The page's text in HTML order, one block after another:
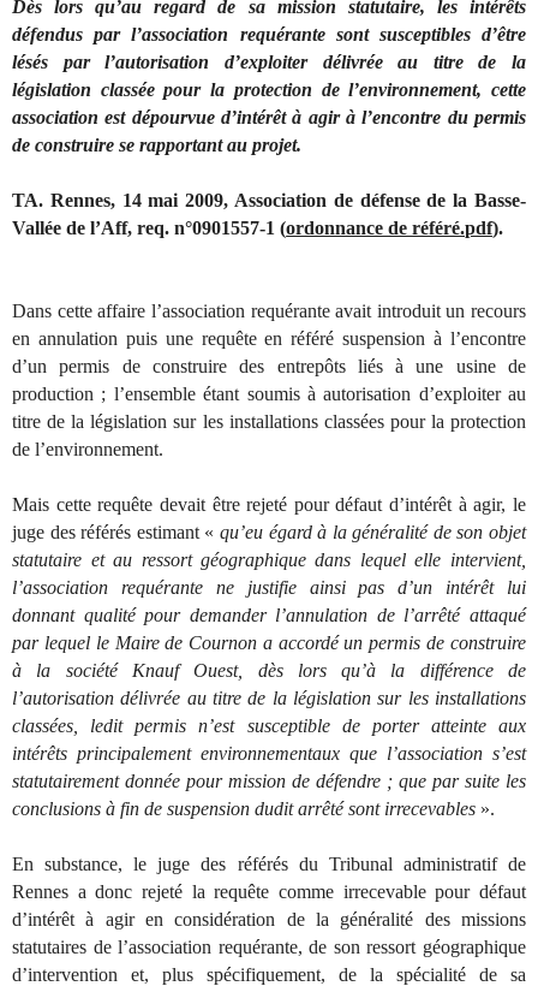
Dès lors qu’au regard de sa mission statutaire, les intérêts
défendus par l’association requérante sont susceptibles d’être
lésés par l’autorisation d’exploiter délivrée au titre de la
législation classée pour la protection de l’environnement, cette
association est dépourvue d’intérêt à agir à l’encontre du permis
de construire se rapportant au projet.
TA. Rennes, 14 mai 2009, Association de défense de la Basse-
Vallée de l’Aff, req. n°0901557-1 (ordonnance de référé.pdf).
Dans cette affaire l’association requérante avait introduit un recours
en annulation puis une requête en référé suspension à l’encontre
d’un permis de construire des entrepôts liés à une usine de
production ; l’ensemble étant soumis à autorisation d’exploiter au
titre de la législation sur les installations classées pour la protection
de l’environnement.
Mais cette requête devait être rejeté pour défaut d’intérêt à agir, le
juge des référés estimant « qu’eu égard à la généralité de son objet
statutaire et au ressort géographique dans lequel elle intervient,
l’association requérante ne justifie ainsi pas d’un intérêt lui
donnant qualité pour demander l’annulation de l’arrêté attaqué
par lequel le Maire de Cournon a accordé un permis de construire
à la société Knauf Ouest, dès lors qu’à la différence de
l’autorisation délivrée au titre de la législation sur les installations
classées, ledit permis n’est susceptible de porter atteinte aux
intérêts principalement environnementaux que l’association s’est
statutairement donnée pour mission de défendre ; que par suite les
conclusions à fin de suspension dudit arrêté sont irrecevables ».
En substance, le juge des référés du Tribunal administratif de
Rennes a donc rejeté la requête comme irrecevable pour défaut
d’intérêt à agir en considération de la généralité des missions
statutaires de l’association requérante, de son ressort géographique
d’intervention et, plus spécifiquement, de la spécialité de sa